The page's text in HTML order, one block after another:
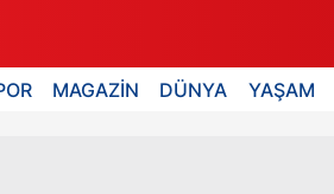
MAGAZİN DÜNYA YAŞAM